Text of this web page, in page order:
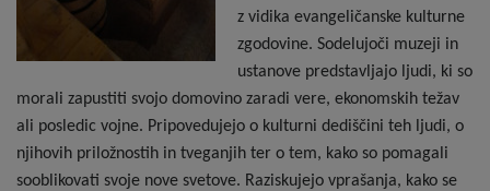
z vidika evangeličanske kulturne
zgodovine. Sodelujoči muzeji in
ustanove predstavljajo ljudi, ki so
morali zapustiti svojo domovino zaradi vere, ekonomskih težav
ali posledic vojne. Pripovedujejo o kulturni dediščini teh ljudi, o
njihovih priložnostih in tveganjih ter o tem, kako so pomagali
sooblikovati svoje nove svetove. Raziskujejo vprašanja, kako se